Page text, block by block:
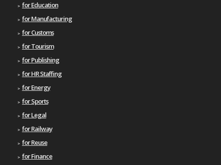
for Education
for Manufacturing
for Customs
for Tourism
for Publishing
for HR Staffing
for Energy
for Sports
for Legal
for Railway
for Reuse
for Finance